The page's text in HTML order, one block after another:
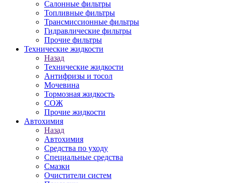
Салонные фильтры
Топливные фильтры
Трансмиссионные фильтры
Гидравлические фильтры
Прочие фильтры
Технические жидкости
Назад
Технические жидкости
Антифризы и тосол
Мочевина
Тормозная жидкость
СОЖ
Прочие жидкости
Автохимия
Назад
Автохимия
Средства по уходу
Специальные средства
Смазки
Очистители систем